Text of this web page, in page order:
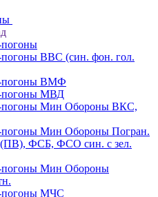
погоны
погоны ВВС (син. фон. гол.
погоны ВМФ
погоны МВД
погоны Мин Обороны ВКС,
погоны Мин Обороны Погран.
(ПВ), ФСБ, ФСО син. с зел.
погоны Мин Обороны
погоны МЧС